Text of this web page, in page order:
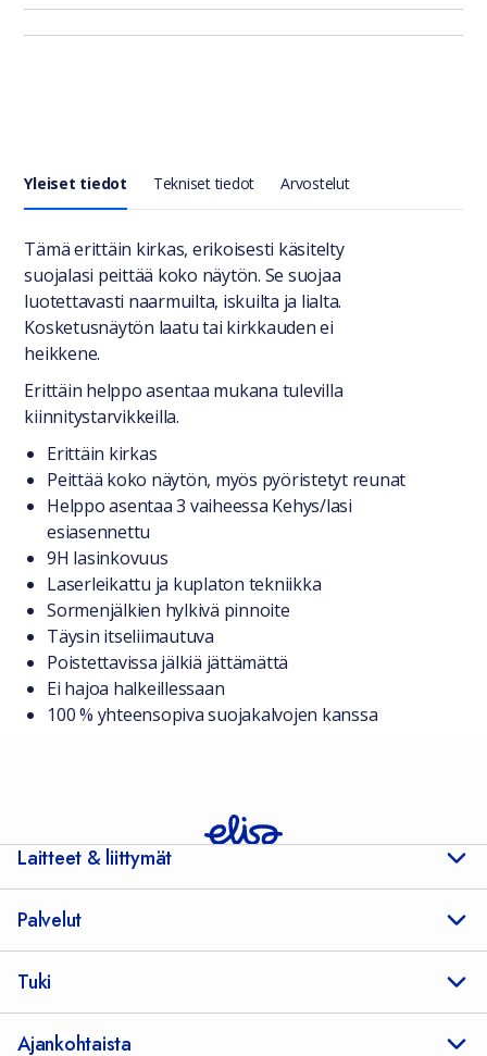
Yleiset tiedot Tekniset tiedot Arvostelut
Yleiset tiedot
Tämä erittäin kirkas, erikoisesti käsitelty
suojalasi peittää koko näytön. Se suojaa
luotettavasti naarmuilta, iskuilta ja lialta.
Kosketusnäytön laatu tai kirkkauden ei
heikkene.
Erittäin helppo asentaa mukana tulevilla
kiinnitystarvikkeilla.
Erittäin kirkas
Peittää koko näytön, myös pyöristetyt reunat
Helppo asentaa 3 vaiheessa Kehys/lasi
esiasennettu
9H lasinkovuus
Laserleikattu ja kuplaton tekniikka
Sormenjälkien hylkivä pinnoite
Täysin itseliimautuva
Poistettavissa jälkiä jättämättä
Ei hajoa halkeillessaan
100 % yhteensopiva suojakalvojen kanssa
Laitteet & liittymät
Palvelut
Tuki
Ajankohtaista